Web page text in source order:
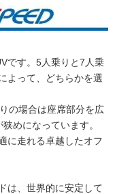
です。5人乗りと7人乗
よって、どちらかを選
の場合は座席部分を広
めになっています。
に走れる卓越したオフ
は、世界的に安定して